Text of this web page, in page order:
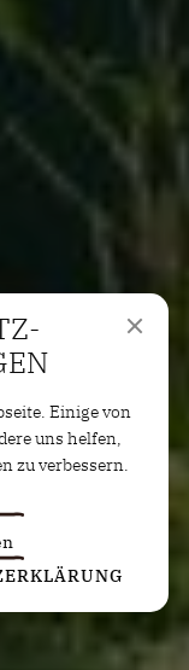
Einige von
uns helfen,
zu verbessern.
Diese
wie wir
können.